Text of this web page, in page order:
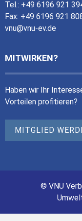
Tel.: +49 6196 921
Fax: +49 6196 921
vnu@vnu-ev.de
MITWIRKEN?
Haben wir Ihr
Vorteilen profitieren?
MITGLIED
© VNU